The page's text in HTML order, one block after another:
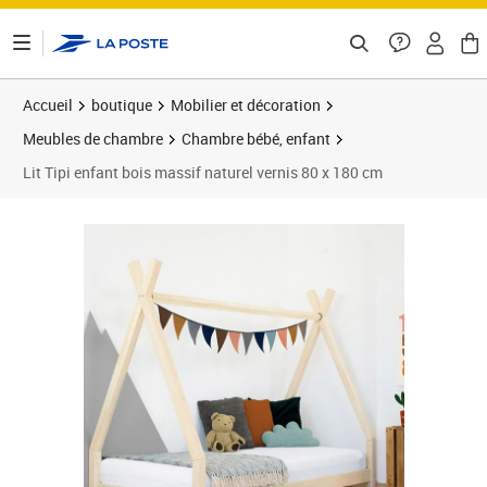
Accueil boutique
Mobilier et décoration
Meubles de chambre
Chambre bébé, enfant
Lit Tipi enfant bois massif naturel vernis 80 x 180 cm